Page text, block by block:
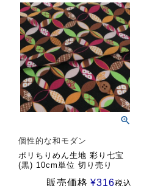
個性的な和モダン
ポリちりめん生地 彩り七宝
(黒) 10cm単位 切り売り
販売価格 ¥316税込